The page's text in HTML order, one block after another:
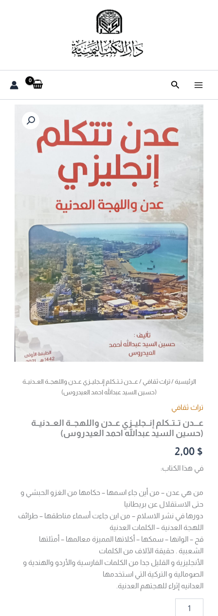
البحث
الرئيسية/تراث ثقافي / عـــدن تــتــكلم إنــجليــزي عــدن واللهجــة العــدنيــة
(حسين السيد عبدالله احمد العيدروس)
تراث ثقافي
عـــدن تــتــكلم إنــجليــزي عــدن واللهجــة العــدنيــة
(حسين السيد عبدالله احمد العيدروس)
2,00 $
في هذا الكتاب:
من هي عدن – من أين جاء اسمها – حكامها من الغزو الحبشي و
حتى الاستقلال عن بريطانيا
دورها في نشر الاسلام – من اين جاءت أسماء مناطقها – طرائف
اللهجة العدنية – الكلمات العدنية
قح – الوانها – سمكها – أكلاتها المميزة معالمها – أمثلتها
الشعبية . حقيقة الآلاف من الكلمات
الأنجليزية و القليل جدا من الكلمات الفارسية والأردو والهندية و
الصومالية و التركية التي استخدمها
العدانيه إثراء للهجتهم العدنية.
احمد